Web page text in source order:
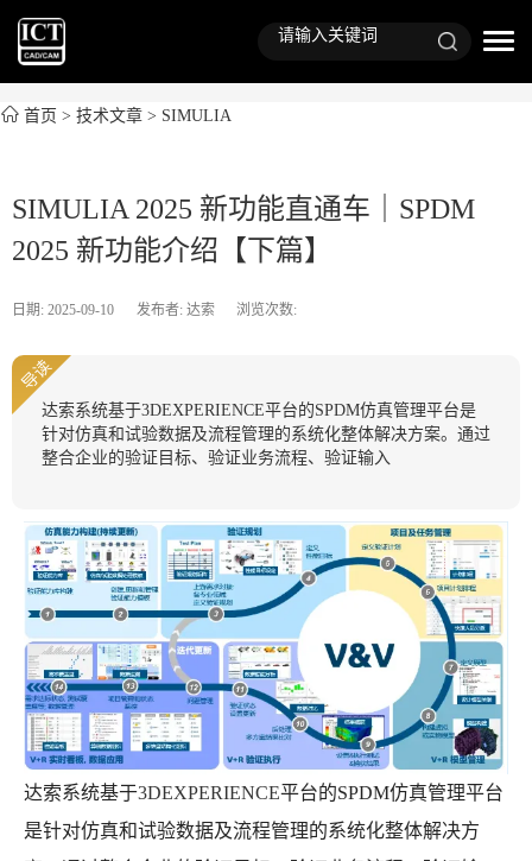
首页 > 技术文章 > SIMULIA
SIMULIA 2025 新功能直通车｜SPDM
2025 新功能介绍【下篇】
日期: 2025-09-10 发布者: 达索 浏览次数:
导读
达索系统基于3DEXPERIENCE平台的SPDM仿真管理平台是
针对仿真和试验数据及流程管理的系统化整体解决方案。通过
整合企业的验证目标、验证业务流程、验证输入
达索系统基于3DEXPERIENCE平台的SPDM仿真管理平台
是针对仿真和试验数据及流程管理的系统化整体解决方